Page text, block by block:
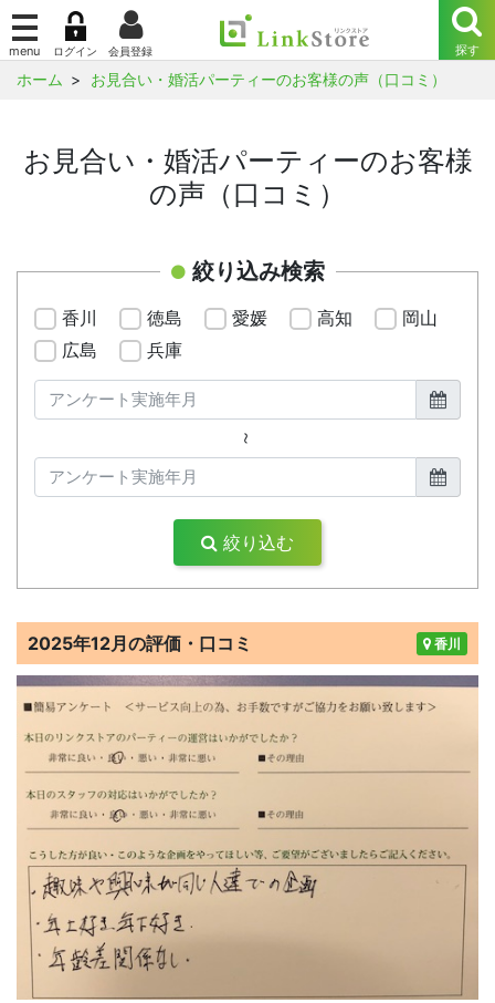
ホーム お見合い・婚活パーティーのお客様の声（口コミ）
お見合い・婚活パーティーのお客様
の声（口コミ）
絞り込み検索
香川 徳島 愛媛 高知
岡山
広島
兵庫
～
絞り込む
香川
2025年12月の評価・口コミ